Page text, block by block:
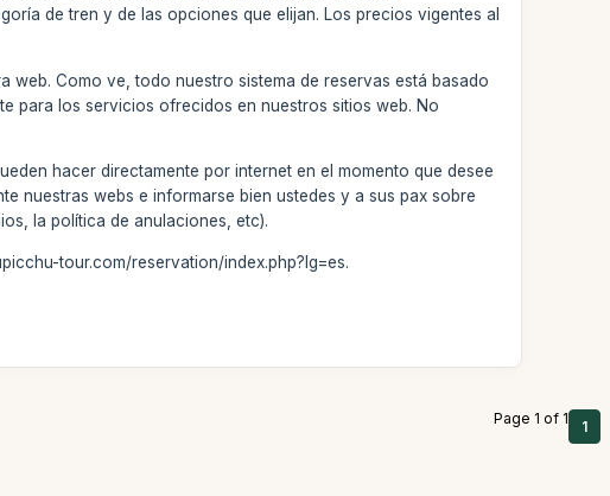
de tren y de las opciones que elijan. Los precios vigentes al
Como ve, todo nuestro sistema de reservas está basado
para los servicios ofrecidos en nuestros sitios web. No
hacer directamente por internet en el momento que desee
nuestras webs e informarse bien ustedes y a sus pax sobre
la política de anulaciones, etc).
tour.com/reservation/index.php?lg=es.
Page 1 of 1 1